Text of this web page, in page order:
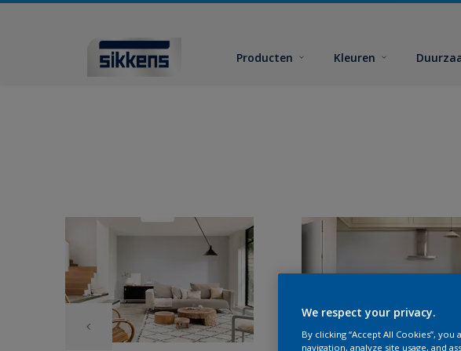
Producten Kleuren
We respect your privacy.
By clicking “Accept All Cookies”,
navigation, analyze site usage, and